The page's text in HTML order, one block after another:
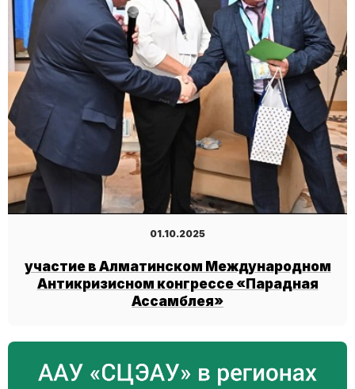
01.10.2025
участие в Алматинском Международном
Антикризисном конгрессе «Парадная
Ассамблея»